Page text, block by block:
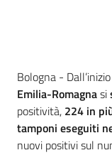
Bologna -
Emilia-Romagnasi
positività, 224 in
tamponi eseguiti
nuovi positivi sul